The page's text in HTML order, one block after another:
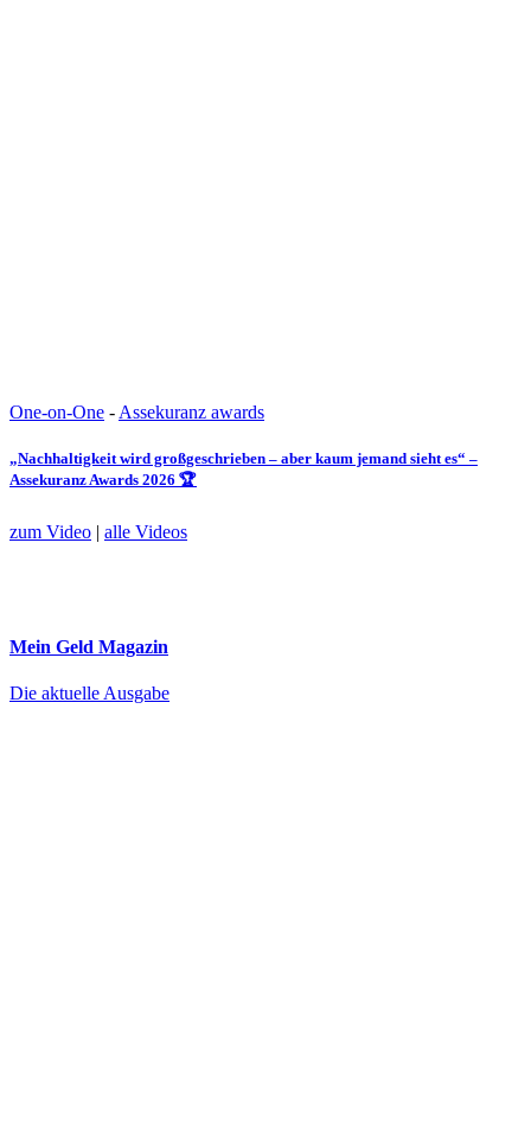
One-on-One - Assekuranz awards
„Nachhaltigkeit wird großgeschrieben – aber kaum jemand sieht es“ –
Assekuranz Awards 2026 🏆
zum Video | alle Videos
Mein Geld Magazin
Die aktuelle Ausgabe